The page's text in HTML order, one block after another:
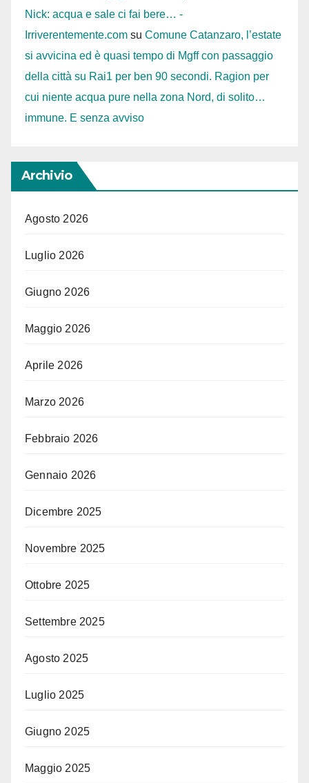
Nick: acqua e sale ci fai bere… -
Irriverentemente.com su Comune Catanzaro, l’estate
si avvicina ed è quasi tempo di Mgff con passaggio
della città su Rai1 per ben 90 secondi. Ragion per
cui niente acqua pure nella zona Nord, di solito…
immune. E senza avviso
Archivio
Agosto 2026
Luglio 2026
Giugno 2026
Maggio 2026
Aprile 2026
Marzo 2026
Febbraio 2026
Gennaio 2026
Dicembre 2025
Novembre 2025
Ottobre 2025
Settembre 2025
Agosto 2025
Luglio 2025
Giugno 2025
Maggio 2025